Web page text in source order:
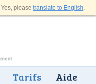
Yes, please translate to English.
Tarifs Aide